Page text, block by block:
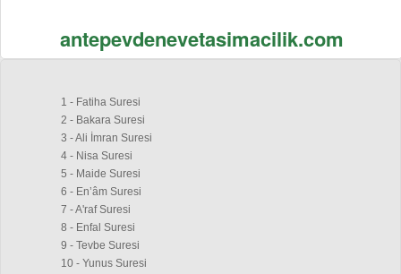
antepevdenevetasimacilik.com
1 - Fatiha Suresi
2 - Bakara Suresi
3 - Ali İmran Suresi
4 - Nisa Suresi
5 - Maide Suresi
6 - En’âm Suresi
7 - A'raf Suresi
8 - Enfal Suresi
9 - Tevbe Suresi
10 - Yunus Suresi